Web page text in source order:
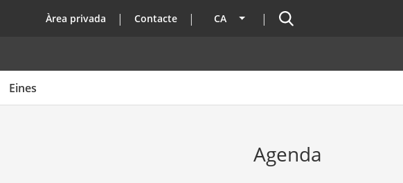
top
Àrea privada Contacte CA Llista les accions addicionals
Cercador
Eines
Agenda